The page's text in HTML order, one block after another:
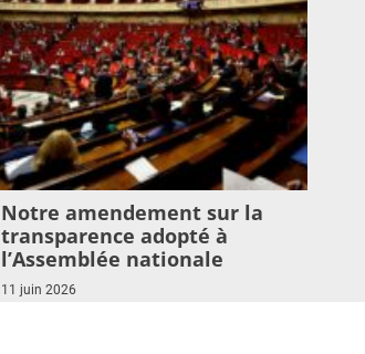
Notre amendement sur la
transparence adopté à
l’Assemblée nationale
11 juin 2026